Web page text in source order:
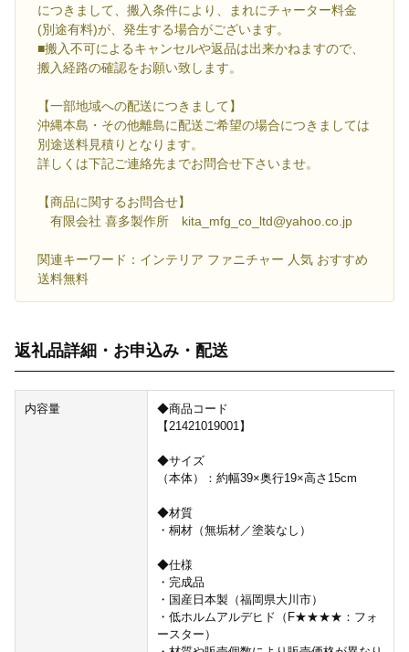
につきまして、搬入条件により、まれにチャーター料金
(別途有料)が、発生する場合がございます。
■搬入不可によるキャンセルや返品は出来かねますので、
搬入経路の確認をお願い致します。
【一部地域への配送につきまして】
沖縄本島・その他離島に配送ご希望の場合につきましては
別途送料見積りとなります。
詳しくは下記ご連絡先までお問合せ下さいませ。
【商品に関するお問合せ】
有限会社 喜多製作所 kita_mfg_co_ltd@yahoo.co.jp
関連キーワード：インテリア ファニチャー 人気 おすすめ
送料無料
返礼品詳細・お申込み・配送
内容量
◆商品コード
【21421019001】
◆サイズ
（本体）：約幅39×奥行19×高さ15cm
◆材質
・桐材（無垢材／塗装なし）
◆仕様
・完成品
・国産日本製（福岡県大川市）
・低ホルムアルデヒド（F★★★★：フォ
ースター）